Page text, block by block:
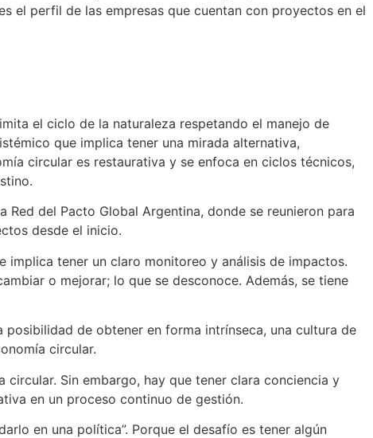
el perfil de las empresas que cuentan con proyectos en el
el ciclo de la naturaleza respetando el manejo de
que implica tener una mirada alternativa,
circular es restaurativa y se enfoca en ciclos técnicos,
del Pacto Global Argentina, donde se reunieron para
desde el inicio.
implica tener un claro monitoreo y análisis de impactos.
o mejorar; lo que se desconoce. Además, se tiene
de obtener en forma intrínseca, una cultura de
circular.
Sin embargo, hay que tener clara conciencia y
en un proceso continuo de gestión.
en una política”. Porque el desafío es tener algún